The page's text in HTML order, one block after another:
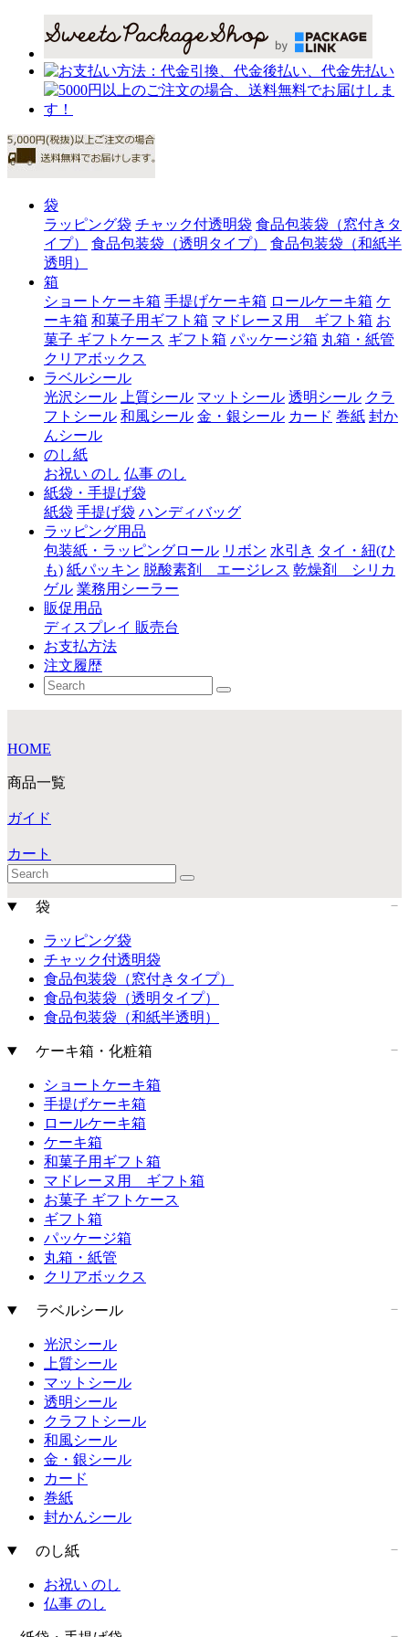
袋
ラッピング袋 チャック付透明袋 食品包装袋（窓付きタ
イプ）
食品包装袋（透明タイプ）
食品包装袋（和紙半
透明）
箱
ショートケーキ箱 手提げケーキ箱 ロールケーキ箱 ケ
ーキ箱 和菓子用ギフト箱 マドレーヌ用 ギフト箱 お
菓子 ギフトケース ギフト箱 パッケージ箱 丸箱・紙管
クリアボックス
ラベルシール
光沢シール
上質シール マットシール 透明シール クラ
フトシール 和風シール 金・銀シール カード 巻紙 封か
んシール
のし紙
お祝い のし 仏事 のし
紙袋・手提げ袋
紙袋 手提げ袋 ハンディバッグ
ラッピング用品
包装紙・ラッピングロール リボン 水引き タイ・紐(ひ
も) 紙パッキン 脱酸素剤 エージレス 乾燥剤 シリカ
ゲル 業務用シーラー
販促用品
ディスプレイ 販売台
お支払方法
注文履歴
HOME
商品一覧
ガイド
カート
袋
ラッピング袋
チャック付透明袋
食品包装袋（窓付きタイプ）
食品包装袋（透明タイプ）
食品包装袋（和紙半透明）
ケーキ箱・化粧箱
ショートケーキ箱
手提げケーキ箱
ロールケーキ箱
ケーキ箱
和菓子用ギフト箱
マドレーヌ用 ギフト箱
お菓子 ギフトケース
ギフト箱
パッケージ箱
丸箱・紙管
クリアボックス
ラベルシール
光沢シール
上質シール
マットシール
透明シール
クラフトシール
和風シール
金・銀シール
カード
巻紙
封かんシール
のし紙
お祝い のし
仏事 のし